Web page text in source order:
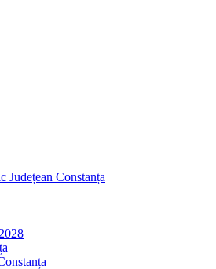
Județean Constanța